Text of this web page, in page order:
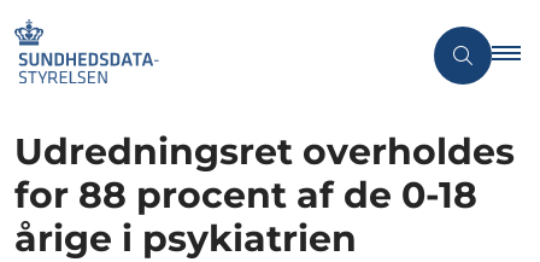
Udredningsret overholdes
for 88 procent af de 0-18
årige i psykiatrien